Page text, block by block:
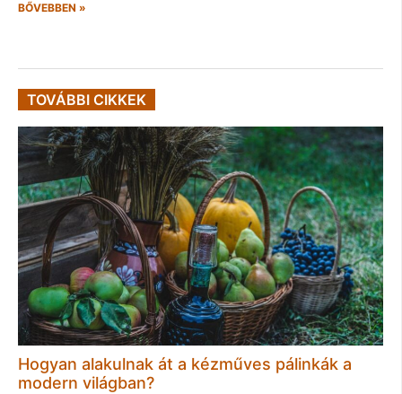
BŐVEBBEN »
TOVÁBBI CIKKEK
Hogyan alakulnak át a kézműves pálinkák a
modern világban?